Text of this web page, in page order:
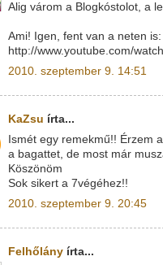
Alig várom a Blogkóstolot, a
Ami! Igen, fent van a neten is:
http://www.youtube.com/
2010. szeptember 9. 14:51
KaZsu írta...
Ismét egy remekmű!! Érzem
a bagattet, de most már
Köszönöm
Sok sikert a 7végéhez!!
2010. szeptember 9. 20:45
Felhőlány írta...